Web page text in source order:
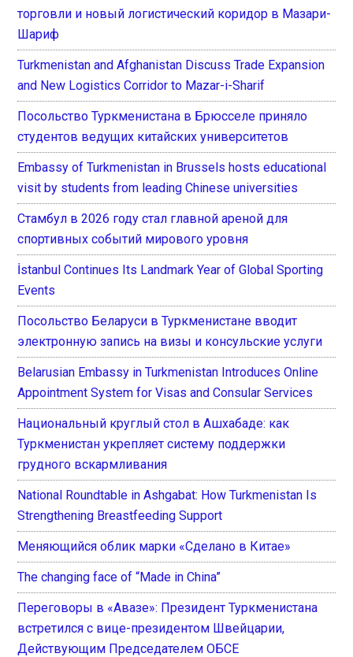
торговли и новый логистический коридор в Мазари-
Шариф
Turkmenistan and Afghanistan Discuss Trade Expansion
and New Logistics Corridor to Mazar-i-Sharif
Посольство Туркменистана в Брюсселе приняло
студентов ведущих китайских университетов
Embassy of Turkmenistan in Brussels hosts educational
visit by students from leading Chinese universities
Стамбул в 2026 году стал главной ареной для
спортивных событий мирового уровня
İstanbul Continues Its Landmark Year of Global Sporting
Events
Посольство Беларуси в Туркменистане вводит
электронную запись на визы и консульские услуги
Belarusian Embassy in Turkmenistan Introduces Online
Appointment System for Visas and Consular Services
Национальный круглый стол в Ашхабаде: как
Туркменистан укрепляет систему поддержки
грудного вскармливания
National Roundtable in Ashgabat: How Turkmenistan Is
Strengthening Breastfeeding Support
Меняющийся облик марки «Сделано в Китае»
The changing face of “Made in China”
Переговоры в «Авазе»: Президент Туркменистана
встретился с вице-президентом Швейцарии,
Действующим Председателем ОБСЕ